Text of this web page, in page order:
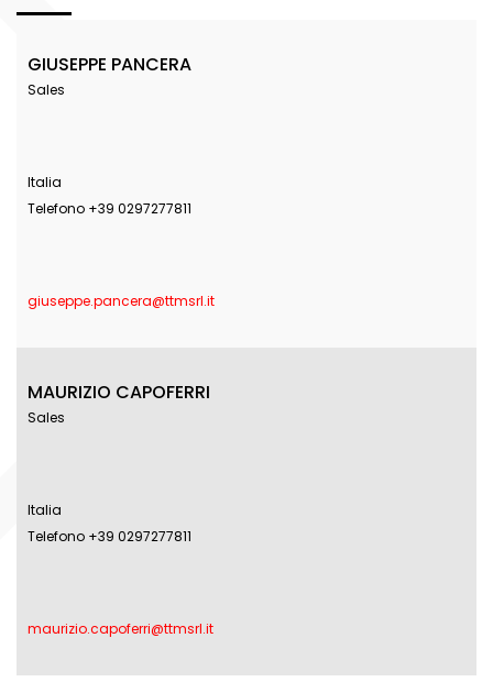
GIUSEPPE PANCERA
Sales
Italia
Telefono +39 0297277811
giuseppe.pancera@ttmsrl.it
MAURIZIO CAPOFERRI
Sales
Italia
Telefono +39 0297277811
maurizio.capoferri@ttmsrl.it